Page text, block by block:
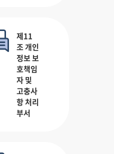
제11
조 개인
정보 보
호책임
자 및
고충사
항 처리
부서